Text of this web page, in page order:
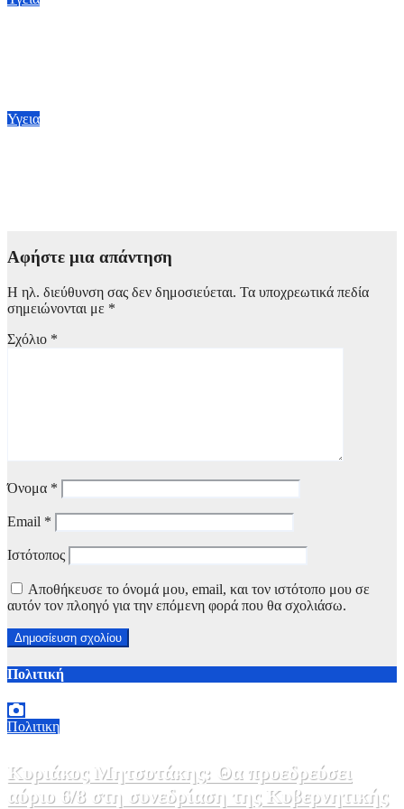
Υγεια
Αφήστε μια απάντηση
Η ηλ. διεύθυνση σας δεν δημοσιεύεται. Τα υποχρεωτικά πεδία
σημειώνονται με *
Σχόλιο *
Όνομα *
Email *
Ιστότοπος
Αποθήκευσε το όνομά μου, email, και τον ιστότοπο μου σε
αυτόν τον πλοηγό για την επόμενη φορά που θα σχολιάσω.
Πολιτική
Πολιτικη
Κυριάκος Μητσοτάκης: Θα προεδρεύσει
αύριο 6/8 στη συνεδρίαση της Κυβερνητικής